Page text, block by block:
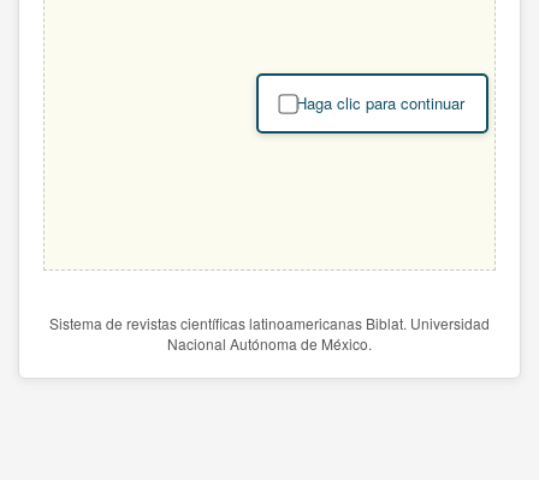
Haga clic para continuar
Sistema de revistas científicas latinoamericanas Biblat. Universidad
Nacional Autónoma de México.